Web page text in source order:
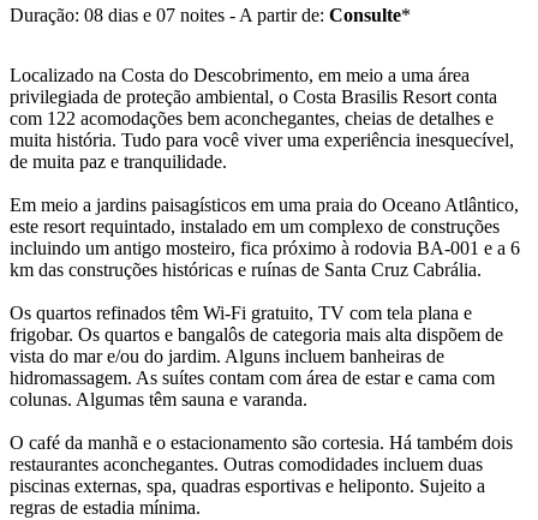
Duração: 08 dias e 07 noites - A partir de: Consulte*
Localizado na Costa do Descobrimento, em meio a uma área
privilegiada de proteção ambiental, o Costa Brasilis Resort conta
com 122 acomodações bem aconchegantes, cheias de detalhes e
muita história. Tudo para você viver uma experiência inesquecível,
de muita paz e tranquilidade.
Em meio a jardins paisagísticos em uma praia do Oceano Atlântico,
este resort requintado, instalado em um complexo de construções
incluindo um antigo mosteiro, fica próximo à rodovia BA-001 e a 6
km das construções históricas e ruínas de Santa Cruz Cabrália.
Os quartos refinados têm Wi-Fi gratuito, TV com tela plana e
frigobar. Os quartos e bangalôs de categoria mais alta dispõem de
vista do mar e/ou do jardim. Alguns incluem banheiras de
hidromassagem. As suítes contam com área de estar e cama com
colunas. Algumas têm sauna e varanda.
O café da manhã e o estacionamento são cortesia. Há também dois
restaurantes aconchegantes. Outras comodidades incluem duas
piscinas externas, spa, quadras esportivas e heliponto. Sujeito a
regras de estadia mínima.